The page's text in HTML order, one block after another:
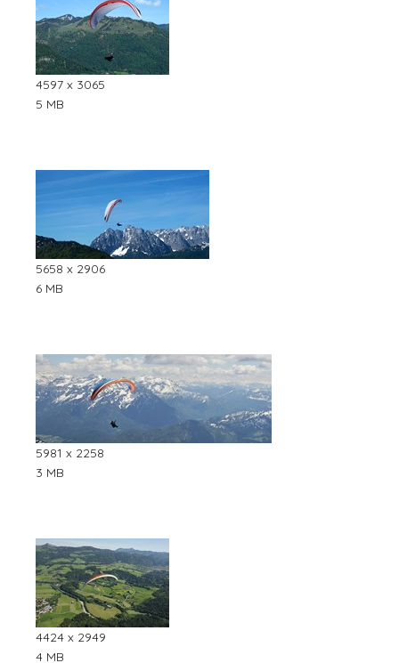
4597 x 3065
5 MB
5658 x 2906
6 MB
5981 x 2258
3 MB
4424 x 2949
4 MB